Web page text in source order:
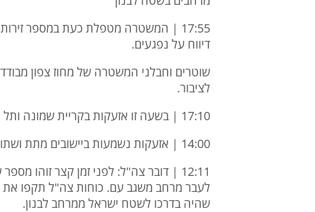
17:55 | המשטרה מטפלת כעת במספר
דיווח על נפגעים.
שוטרים וחבלני המשטרה של מחוז צפון
לציבור.
17:10 | בשעה זו אזעקות בקריית שמונה ותל חי. מד"א: "בשלב זה לא התקבלו קריאות על נפילות או נפגעים"
14:00 | אזעקות נשמעות ביישובים מתת ושתולה
12:11 | דובר צה"ל: לפני זמן קצר זוהו
לעבר מרחב משגב עם. כוחות צה"ל תקפו את
שהיה בדרכו לשטח ישראל ממרחב לבנון.